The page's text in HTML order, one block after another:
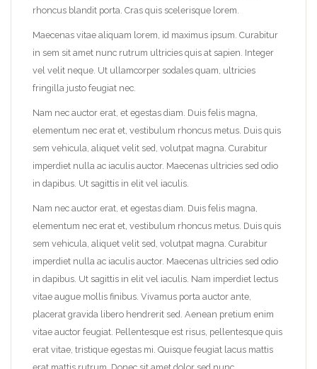
rhoncus blandit porta. Cras quis scelerisque lorem.
Maecenas vitae aliquam lorem, id maximus ipsum. Curabitur
in sem sit amet nunc rutrum ultricies quis at sapien. Integer
vel velit neque. Ut ullamcorper sodales quam, ultricies
fringilla justo feugiat nec.
Nam nec auctor erat, et egestas diam. Duis felis magna,
elementum nec erat et, vestibulum rhoncus metus. Duis quis
sem vehicula, aliquet velit sed, volutpat magna. Curabitur
imperdiet nulla ac iaculis auctor. Maecenas ultricies sed odio
in dapibus. Ut sagittis in elit vel iaculis.
Nam nec auctor erat, et egestas diam. Duis felis magna,
elementum nec erat et, vestibulum rhoncus metus. Duis quis
sem vehicula, aliquet velit sed, volutpat magna. Curabitur
imperdiet nulla ac iaculis auctor. Maecenas ultricies sed odio
in dapibus. Ut sagittis in elit vel iaculis. Nam imperdiet lectus
vitae augue mollis finibus. Vivamus porta auctor ante,
placerat gravida libero hendrerit sed. Aenean pretium enim
vitae auctor feugiat. Pellentesque est risus, pellentesque quis
erat vitae, tristique egestas mi. Quisque feugiat lacus mattis